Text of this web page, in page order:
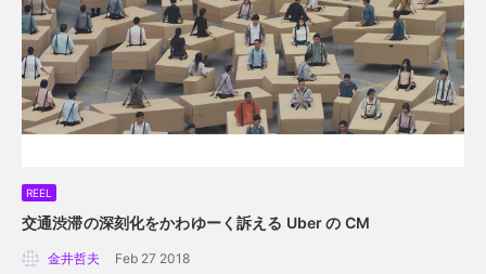
REEL
交通渋滞の深刻化をかわゆーく訴える Uber の CM
金井哲夫 Feb 27 2018